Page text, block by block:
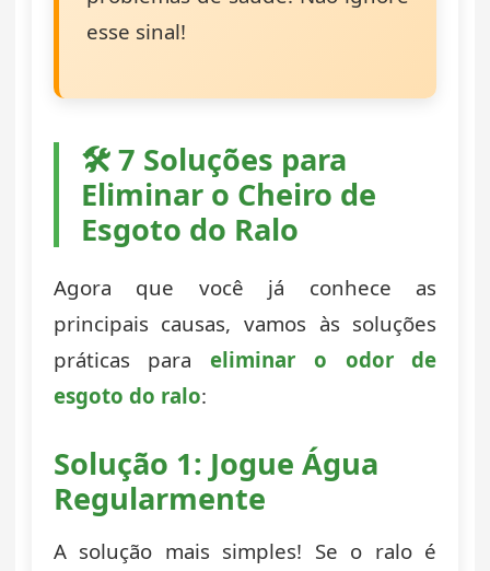
esse sinal!
🛠️ 7 Soluções para
Eliminar o Cheiro de
Esgoto do Ralo
Agora que você já conhece as
principais causas, vamos às soluções
práticas paraeliminar o odor de
esgoto do ralo:
Solução 1: Jogue Água
Regularmente
A solução mais simples! Se o ralo é